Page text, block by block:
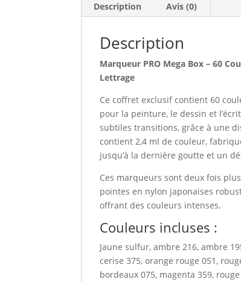
Description Avis (0)
Description
Marqueur PRO Mega Box – 60
Lettrage
Ce coffret exclusif contient 60
pour la peinture, le dessin et
subtiles transitions, grâce à une
contient 2,4 ml de couleur,
jusqu’à la dernière goutte et un
Ces marqueurs sont deux fois
pointes en nylon japonaises
offrant des couleurs intenses.
Couleurs incluses :
Jaune sulfur, ambre 216, ambre
cerise 375, orange rouge 051,
bordeaux 075, magenta 359,